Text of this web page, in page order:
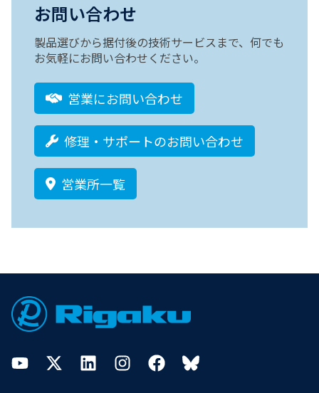
お問い合わせ
製品選びから据付後の技術サービスまで、何でも
お気軽にお問い合わせください。
営業にお問い合わせ
修理・サポートのお問い合わせ
営業所一覧
Footer
YouTubeTwitterLinkedInInstagramFacebookBluesky